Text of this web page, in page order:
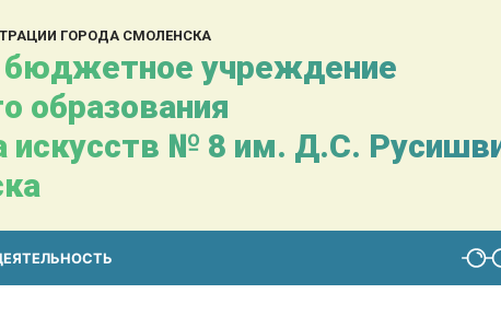
ГОРОДА СМОЛЕНСКА
бюджетное учреждение
образования
искусств № 8 им. Д.С.